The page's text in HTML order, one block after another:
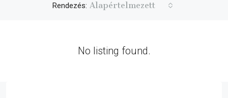
Rendezés: Alapértelmezett
No listing found.